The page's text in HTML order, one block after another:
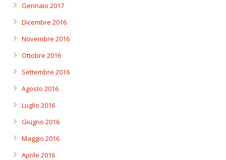
Gennaio 2017
Dicembre 2016
Novembre 2016
Ottobre 2016
Settembre 2016
Agosto 2016
Luglio 2016
Giugno 2016
Maggio 2016
Aprile 2016